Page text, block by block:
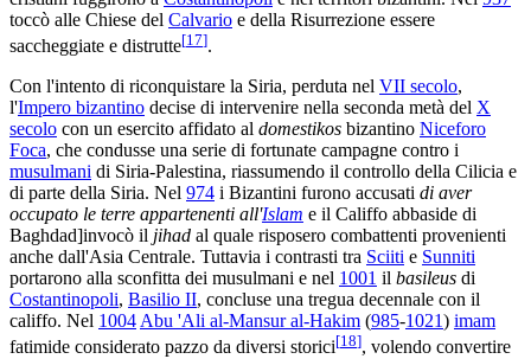
toccò alle Chiese del Calvario e della Risurrezione essere
saccheggiate e distrutte[17].
Con l'intento di riconquistare la Siria, perduta nel VII secolo,
l'Impero bizantino decise di intervenire nella seconda metà del X
secolo con un esercito affidato al domestikos bizantino Niceforo
Foca, che condusse una serie di fortunate campagne contro i
musulmani di Siria-Palestina, riassumendo il controllo della Cilicia e
di parte della Siria. Nel 974 i Bizantini furono accusati di aver
occupato le terre appartenenti all'Islam e il Califfo abbaside di
Baghdad]invocò il jihad al quale risposero combattenti provenienti
anche dall'Asia Centrale. Tuttavia i contrasti tra Sciiti e Sunniti
portarono alla sconfitta dei musulmani e nel 1001 il basileus di
Costantinopoli, Basilio II, concluse una tregua decennale con il
califfo. Nel 1004 Abu 'Ali al-Mansur al-Hakim (985-1021) imam
fatimide considerato pazzo da diversi storici[18], volendo convertire